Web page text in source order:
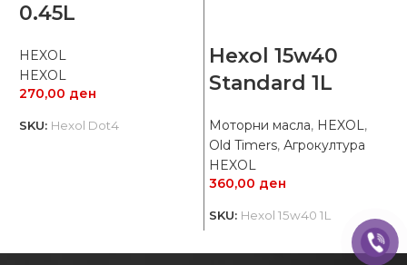
0.45L
HEXOL
HEXOL
270,00 ден
SKU: Hexol Dot4
Hexol 15w40
Standard 1L
Моторни масла, HEXOL,
Old Timers, Агрокултура
HEXOL
360,00 ден
SKU: Hexol 15w40 1L